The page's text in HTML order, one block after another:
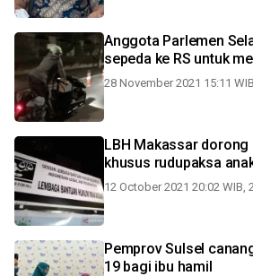
Anggota Parlemen
sepeda ke RS untuk
28 November 2021 15:11
LBH Makassar
khusus rudupaksa
12 October 2021 20:02 WIB,
Pemprov Sulsel
19 bagi ibu hamil